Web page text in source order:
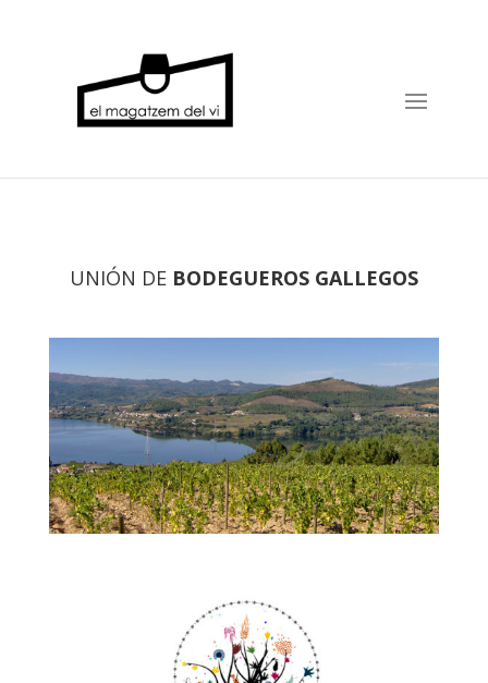
UNIÓN DE BODEGUEROS GALLEGOS